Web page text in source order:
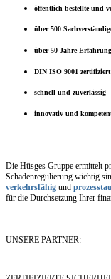
öffentlich bestellte und
über 500
über 50 Jahre Erfahrung
DIN ISO 9001 zertifiziert
schnell und zuverlässig
innovativ und
Die Hüsges Gruppe ermittelt
Schadenregulierung wichtig
verkehrsfähig und
für die Durchsetzung Ihrer
UNSERE PARTNER: